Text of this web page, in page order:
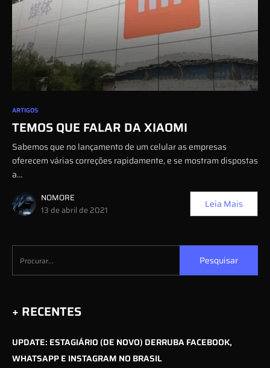
ARTIGOS
TEMOS QUE FALAR DA XIAOMI
Sabemos que no lançamento de um celular as empresas
oferecem várias correções rapidamente, e se mostram dispostas
a…
NOMORE
13 de abril de 2021
Leia Mais
Pesquisar
+ RECENTES
UPDATE: ESTAGIÁRIO (DE NOVO) DERRUBA FACEBOOK,
WHATSAPP E INSTAGRAM NO BRASIL